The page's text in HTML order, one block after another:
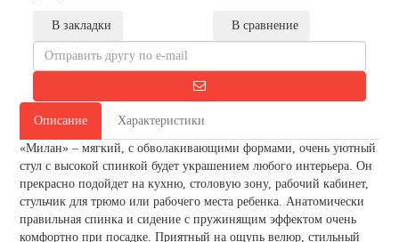
В закладки В сравнение
Описание Характеристики
«Милан» – мягкий, с обволакивающими формами, очень уютный
стул с высокой спинкой будет украшением любого интерьера. Он
прекрасно подойдет на кухню, столовую зону, рабочий кабинет,
стульчик для трюмо или рабочего места ребенка. Анатомически
правильная спинка и сидение с пружинящим эффектом очень
комфортно при посадке. Приятный на ощупь велюр, стильный